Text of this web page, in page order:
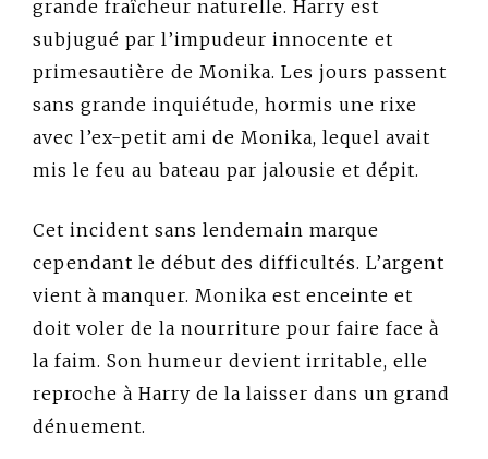
grande fraîcheur naturelle. Harry est
subjugué par l’impudeur innocente et
primesautière de Monika. Les jours passent
sans grande inquiétude, hormis une rixe
avec l’ex-petit ami de Monika, lequel avait
mis le feu au bateau par jalousie et dépit.
Cet incident sans lendemain marque
cependant le début des difficultés. L’argent
vient à manquer. Monika est enceinte et
doit voler de la nourriture pour faire face à
la faim. Son humeur devient irritable, elle
reproche à Harry de la laisser dans un grand
dénuement.